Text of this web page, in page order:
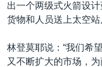
出一个两级式火箭设
货物和人员送上太空站
林登莫耶说：“我们希
又不断扩大的市场，